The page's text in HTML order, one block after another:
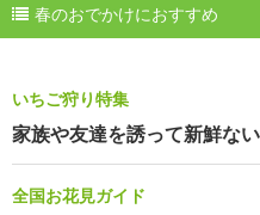
春のおでかけにおすすめ
いちご狩り特集
家族や友達を誘って新鮮な
全国お花見ガイド